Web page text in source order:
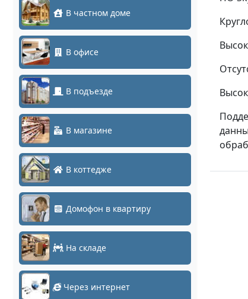
В частном доме
В офисе
В подъезде
В магазине
В коттедже
Домофон в квартиру
На складе
Через интернет